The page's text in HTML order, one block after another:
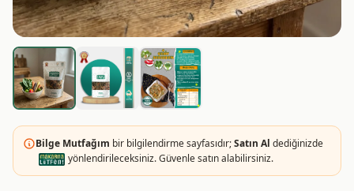
Bilge Mutfağım bir bilgilendirme sayfasıdır;Satın Al dediğinizde
yönlendirileceksiniz. Güvenle satın alabilirsiniz.